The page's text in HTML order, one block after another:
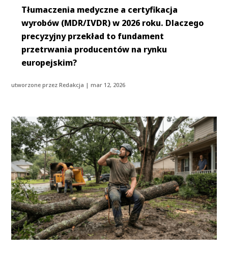
Tłumaczenia medyczne a certyfikacja
wyrobów (MDR/IVDR) w 2026 roku. Dlaczego
precyzyjny przekład to fundament
przetrwania producentów na rynku
europejskim?
utworzone przezRedakcja |mar 12, 2026